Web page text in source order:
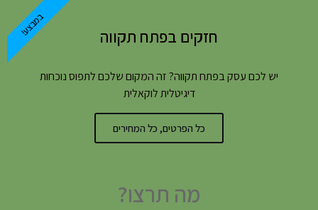
חזקים בפתח תקווה
יש לכם עסק בפתח תקווה? זה המקום שלכם לתפוס נוכחות
דיגיטלית לוקאלית
כל הפרטים, כל המחירים
במבצע!
מה תרצו?